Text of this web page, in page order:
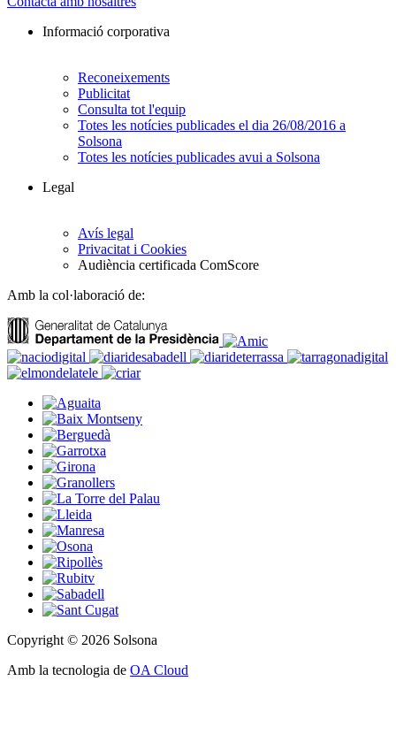
Informació corporativa
Reconeixements
Publicitat
Consulta tot l'equip
Totes les notícies publicades el dia 26/08/2016 a
Solsona
Totes les notícies publicades avui a Solsona
Legal
Avís legal
Privacitat i Cookies
Audiència certificada ComScore
Amb la col·laboració de:
Copyright © 2026 Solsona
Amb la tecnologia de OA Cloud